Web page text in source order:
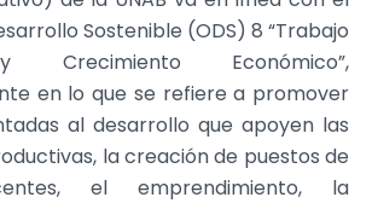
Sostenible (ODS) 8 “Trabajo
Crecimiento Económico”,
en lo que se refiere a promover
al desarrollo que apoyen las
la creación de puestos de
el emprendimiento, la